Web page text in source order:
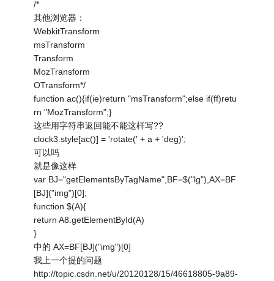
/*
其他浏览器：
WebkitTransform
msTransform
Transform
MozTransform
OTransform*/
function ac(){if(ie)return "msTransform";else if(ff)retu
rn "MozTransform";}
这些用字符串返回能不能这样写??
clock3.style[ac()] = 'rotate(' + a + 'deg)';
可以吗
就是像这样
var BJ="getElementsByTagName",BF=$("lg"),AX=BF
[BJ]("img")[0];
function $(A){
return A8.getElementById(A)
}
中的 AX=BF[BJ]("img")[0]
我上一个提的问题
http://topic.csdn.net/u/20120128/15/46618805-9a89-